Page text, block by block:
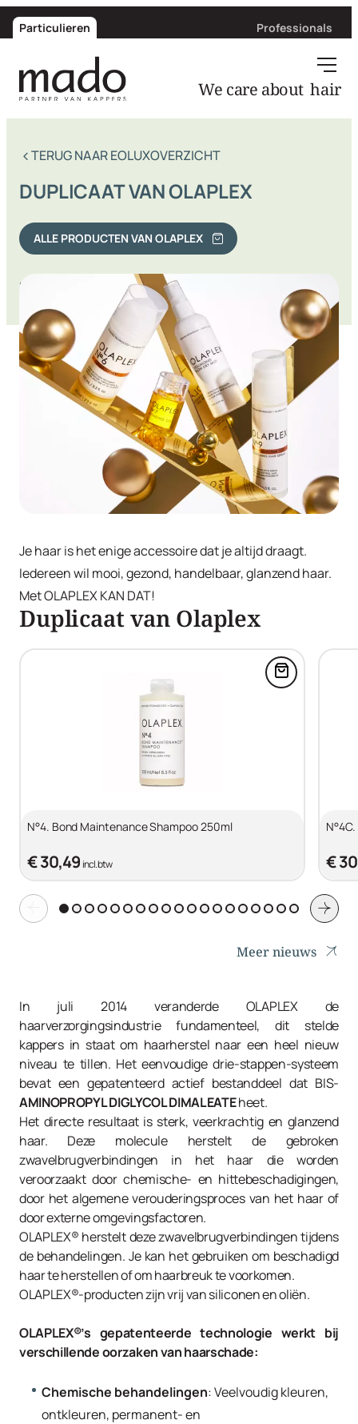
Particulieren Professionals
We care about her
TERUG NAAR EOLUXOVERZICHT
DUPLICAAT VAN OLAPLEX
ALLE PRODUCTEN VAN OLAPLEX
Deel via:
Je haar is het enige accessoire dat je altijd draagt.
Iedereen wil mooi, gezond, handelbaar, glanzend haar.
Met OLAPLEX KAN DAT!
Duplicaat van Olaplex
Voeg N°4.
N°4. Bond Maintenance Shampoo 250ml
€ 30,49 incl. btw €
Meer nieuws
In juli 2014 veranderde OLAPLEX de
haarverzorgingsindustrie fundamenteel, dit stelde
kappers in staat om haarherstel naar een heel nieuw
niveau te tillen. Het eenvoudige drie-stappen-systeem
bevat een gepatenteerd actief bestanddeel dat BIS-
AMINOPROPYL DIGLYCOL DIMALEATEheet.
Het directe resultaat is sterk, veerkrachtig en glanzend
haar. Deze molecule herstelt de gebroken
zwavelbrugverbindingen in het haar die worden
veroorzaakt door chemische- en hittebeschadigingen,
door het algemene verouderingsproces van het haar of
door externe omgevingsfactoren.
OLAPLEX® herstelt deze zwavelbrugverbindingen tijdens
de behandelingen. Je kan het gebruiken om beschadigd
haar te herstellen of om haarbreuk te voorkomen.
OLAPLEX®-producten zijn vrij van siliconen en oliën.
OLAPLEX®’s gepatenteerde technologie werkt bij
verschillende oorzaken van haarschade:
Chemische behandelingen: Veelvoudig kleuren,
ontkleuren, permanent- en